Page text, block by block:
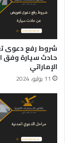
شروط رفع دعوى
حادث سيارة وفق
الإماراتي
11 يوليو، 2024